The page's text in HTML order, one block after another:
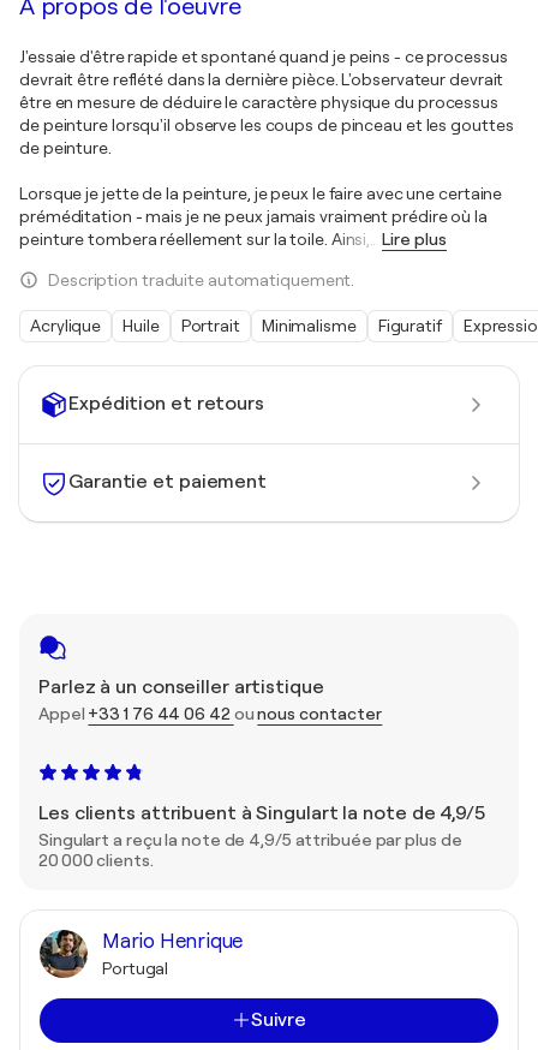
Expédition et retours
Garantie et paiement
Parlez à un conseiller artistique
Appel +33 1 76 44 06 42 ounous contacter
Les clients attribuent à Singulart la note de 4,9/5
Singulart a reçu la note de 4,9/5 attribuée par plus de
20 000 clients.
Mario Henrique
Portugal
Suivre
À propos de l'oeuvre
J'essaie d'être rapide et spontané quand je peins - ce processus
devrait être reflété dans la dernière pièce. L'observateur devrait
être en mesure de déduire le caractère physique du processus
de peinture lorsqu'il observe les coups de pinceau et les gouttes
de peinture.
Lorsque je jette de la peinture, je peux le faire avec une certaine
préméditation - mais je ne peux jamais vraiment prédire où la
peinture tombera réellement sur la toile. Ainsi,
Lire plus
Description traduite automatiquement.
Acrylique Huile Portrait Minimalisme Figuratif